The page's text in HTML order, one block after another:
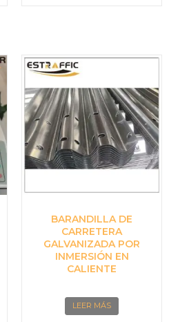
BARANDILLA DE
CARRETERA
GALVANIZADA POR
INMERSIÓN EN
CALIENTE
LEER MÁS